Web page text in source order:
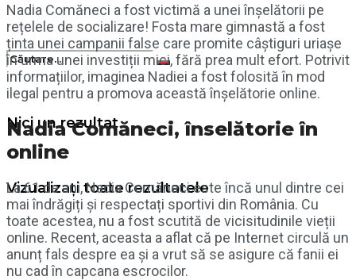
Nici un rezultat
Vizualizați toate rezultatele
Nadia Comăneci a fost victimă a unei înșelătorii pe
rețelele de socializare! Fosta mare gimnastă a fost
ținta unei campanii false care promite câștiguri uriașe
în urma unei investiții mici, fără prea mult efort. Potrivit
informațiilor, imaginea Nadiei a fost folosită în mod
ilegal pentru a promova această înșelătorie online.
Nadia Comăneci, înselătorie în
online
La 61 de ani, Nadia Comăneci este încă unul dintre cei
mai îndrăgiți și respectați sportivi din România. Cu
toate acestea, nu a fost scutită de vicisitudinile vieții
online. Recent, aceasta a aflat că pe Internet circulă un
anunț fals despre ea și a vrut să se asigure că fanii ei
nu cad în capcana escrocilor.